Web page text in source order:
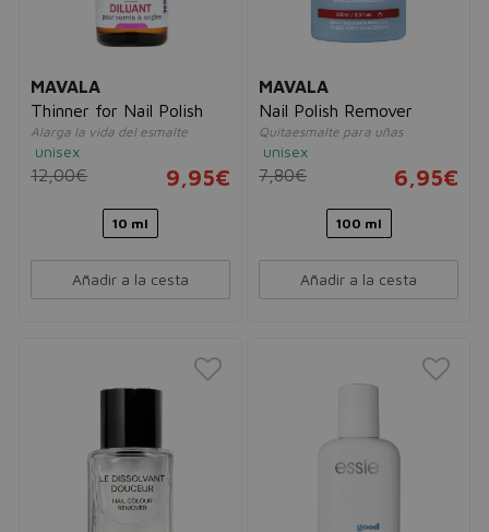
MAVALA
Thinner for Nail Polish
Alarga la vida del esmalte
unisex
12,00€ 9,95€
10 ml
Añadir a la cesta
MAVALA
Nail Polish Remover
Quitaesmalte para uñas
unisex
7,80€ 6,95€
100 ml
Añadir a la cesta